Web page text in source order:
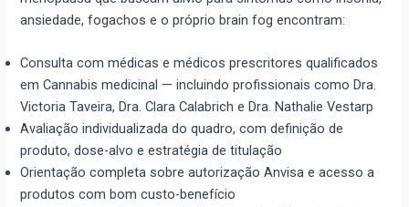
ansiedade, fogachos e o próprio brain fog encontram:
Consulta com médicas e médicos prescritores qualificados
em Cannabis medicinal — incluindo profissionais como Dra.
Victoria Taveira, Dra. Clara Calabrich e Dra. Nathalie Vestarp
Avaliação individualizada do quadro, com definição de
produto, dose-alvo e estratégia de titulação
Orientação completa sobre autorização Anvisa e acesso a
produtos com bom custo-benefício